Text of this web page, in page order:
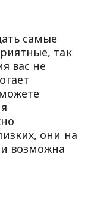
самые
так
вас не
они на
возможна